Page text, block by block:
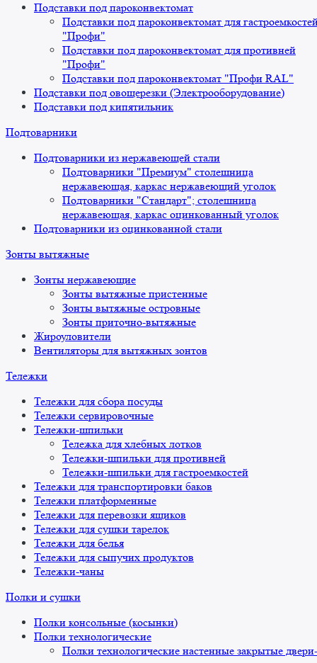
Подставки под пароконвектомат
Подставки под пароконвектомат для
"Профи"
Подставки под пароконвектомат для противней
"Профи"
Подставки под пароконвектомат "Профи RAL"
Подставки под овощерезки (Электрооборудование)
Подставки под кипятильник
Подтоварники
Подтоварники из нержавеющей стали
Подтоварники "Премиум" столешница
нержавеющая, каркас нержавеющий уголок
Подтоварники "Стандарт"; столешница
нержавеющая, каркас оцинкованный уголок
Подтоварники из оцинкованной стали
Зонты вытяжные
Зонты нержавеющие
Зонты вытяжные пристенные
Зонты вытяжные островные
Зонты приточно-вытяжные
Жироуловители
Вентиляторы для вытяжных зонтов
Тележки
Тележки для сбора посуды
Тележки сервировочные
Тележки-шпильки
Тележка для хлебных лотков
Тележки-шпильки для противней
Тележки-шпильки для гастроемкостей
Тележки для транспортировки баков
Тележки платформенные
Тележки для перевозки ящиков
Тележки для сушки тарелок
Тележки для белья
Тележки для сыпучих продуктов
Тележки-чаны
Полки и сушки
Полки консольные (косынки)
Полки технологические
Полки технологические настенные закрытые двери-